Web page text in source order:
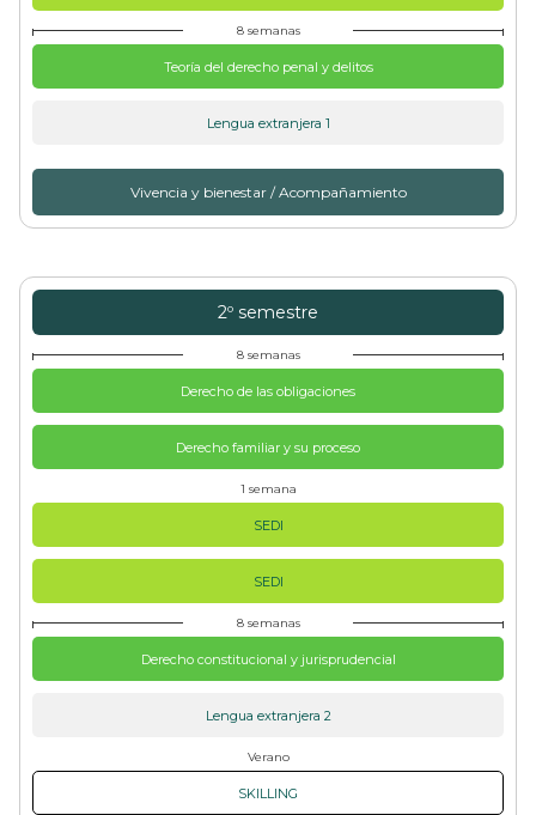
8 semanas
Teoría del derecho penal y delitos
Lengua extranjera 1
Vivencia y bienestar / Acompañamiento
2º semestre
8 semanas
Derecho de las obligaciones
Derecho familiar y su proceso
1 semana
SEDI
SEDI
8 semanas
Derecho constitucional y jurisprudencial
Lengua extranjera 2
Verano
SKILLING